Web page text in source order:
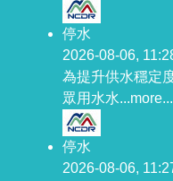
停水
2026-08-06,
為提升供水穩定
眾用水水...more...
停水
2026-08-06,